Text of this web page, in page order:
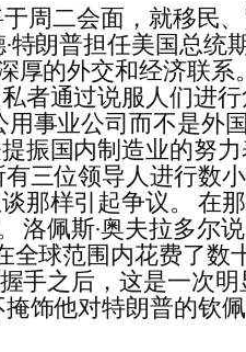
周二会面，就移民
特朗普担任美国总统
厚的外交和经济联系
者通过说服人们进
事业公司而不是外
振国内制造业的努
三位领导人进行数
那样引起争议。 在
洛佩斯·奥夫拉多尔
全球范围内花费了数
手之后，这是一次
饰他对特朗普的钦